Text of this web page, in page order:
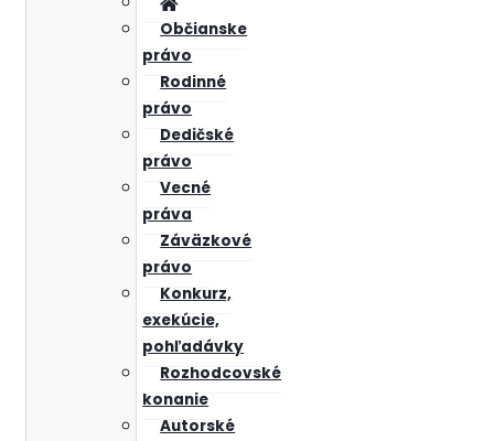
Občianske
právo
Rodinné
právo
Dedičské
právo
Vecné
práva
Záväzkové
právo
Konkurz,
exekúcie,
pohľadávky
Rozhodcovské
konanie
Autorské